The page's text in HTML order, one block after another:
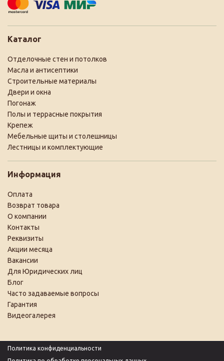
Каталог
Отделочные стен и потолков
Масла и антисептики
Строительные материалы
Двери и окна
Погонаж
Полы и террасные покрытия
Крепеж
Мебельные щиты и столешницы
Лестницы и комплектующие
Информация
Оплата
Возврат товара
О компании
Контакты
Реквизиты
Акции месяца
Вакансии
Для Юридических лиц
Блог
Часто задаваемые вопросы
Гарантия
Видеогалерея
Политика конфиденциальности